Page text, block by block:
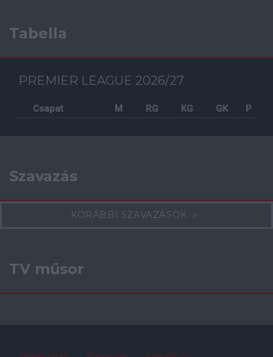
Tabella
PREMIER LEAGUE 2026/27
Csapat M RG KG GK P
Szavazás
KORÁBBI SZAVAZÁSOK
TV műsor